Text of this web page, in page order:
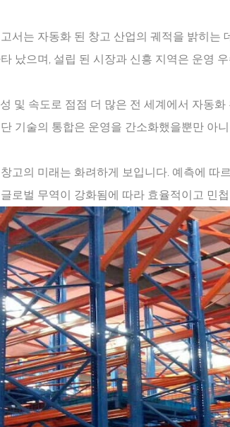
서는 자동화 된 창고 산업의 궤적을 밝히는
났으며, 설립 된 시장과 신흥 지역은 운영
및 속도로 점점 더 많은 전 세계에서 자동
기술의 통합은 운영을 간소화했을뿐만 아
고의 미래는 화려하게 보입니다. 예측에 따
로벌 무역이 강화됨에 따라 효율적이고 민